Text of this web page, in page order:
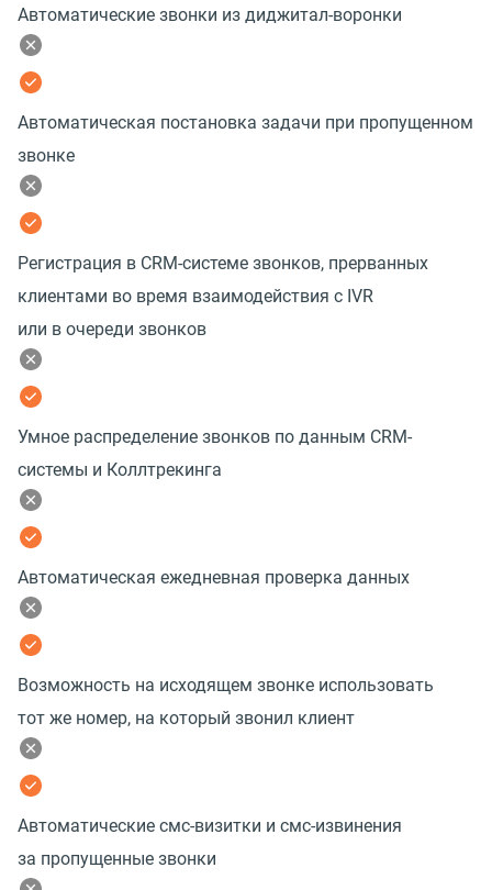
Автоматические звонки из диджитал-воронки
Автоматическая постановка задачи при пропущенном
звонке
Регистрация в CRM-системе звонков, прерванных
клиентами во время взаимодействия с IVR
или в очереди звонков
Умное распределение звонков по данным CRM-
системы и Коллтрекинга
Автоматическая ежедневная проверка данных
Возможность на исходящем звонке использовать
тот же номер, на который звонил клиент
Автоматические смс-визитки и смс-извинения
за пропущенные звонки